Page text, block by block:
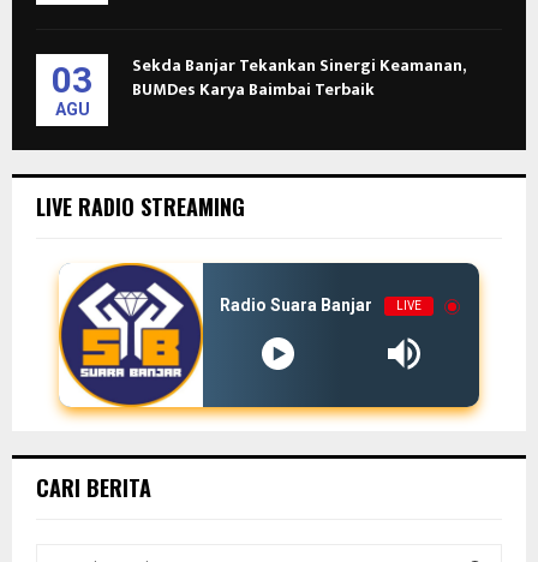
03
AGU
Sekda Banjar Tekankan Sinergi Keamanan,
BUMDes Karya Baimbai Terbaik
LIVE RADIO STREAMING
Radio Suara Banjar LIVE
CARI BERITA